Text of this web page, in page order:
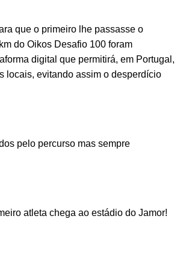
que o primeiro lhe passasse o
do Oikos Desafio 100 foram
digital que permitirá, em Portugal,
locais, evitando assim o desperdício
pelo percurso mas sempre
atleta chega ao estádio do Jamor!